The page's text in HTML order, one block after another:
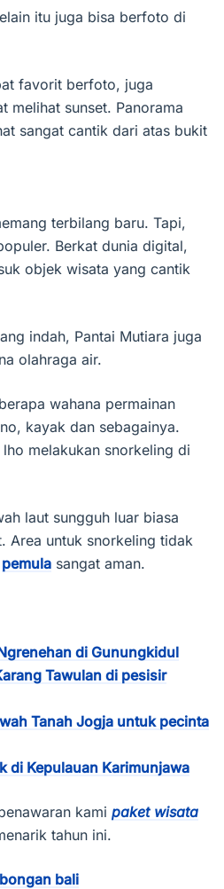
itu juga bisa berfoto di
favorit berfoto, juga
melihat sunset. Panorama
sangat cantik dari atas bukit
terbilang baru. Tapi,
Berkat dunia digital,
objek wisata yang cantik
indah, Pantai Mutiara juga
olahraga air.
wahana permainan
kayak dan sebagainya.
melakukan snorkeling di
laut sungguh luar biasa
Area untuk snorkeling tidak
pemula sangat aman.
di Gunungkidul
Tawulan di pesisir
Tanah Jogja untuk pecinta
di Kepulauan Karimunjawa
kami paket wisata
tahun ini.
bali